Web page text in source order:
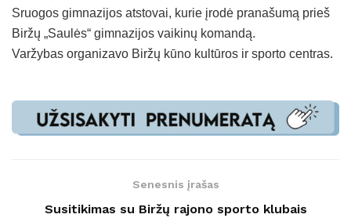
Sruogos gimnazijos atstovai, kurie įrodė pranašumą prieš
Biržų „Saulės“ gimnazijos vaikinų komandą.
Varžybas organizavo Biržų kūno kultūros ir sporto centras.
Senesnis įrašas
Susitikimas su Biržų rajono sporto klubais